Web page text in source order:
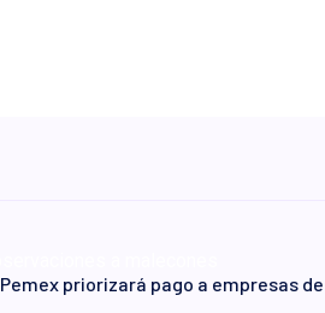
Pemex priorizará pago a empresas